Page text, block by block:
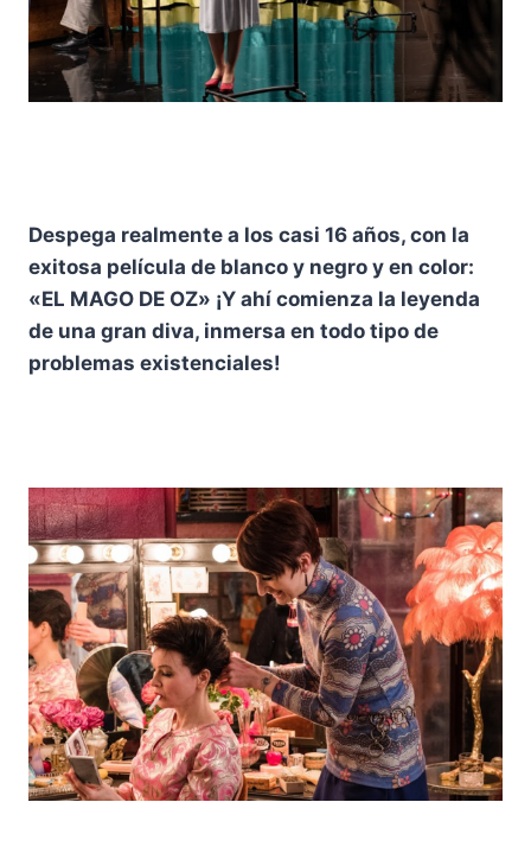
Despega realmente a los casi 16 años, con la
exitosa película de blanco y negro y en color:
«EL MAGO DE OZ» ¡Y ahí comienza la leyenda
de una gran diva, inmersa en todo tipo de
problemas existenciales!